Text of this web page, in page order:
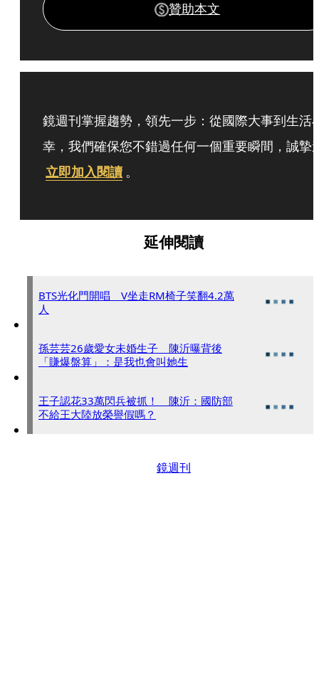
贊助本文
鏡週刊掌握趨勢，領先一步：從國際大事到生活
幸，我們確保您不錯過任何一個重要瞬間，誠摯
立即加入閱讀 。
延伸閱讀
BTS光化門開唱 V坐走RM椅子笑翻4.2萬
人
孫芸芸26歲愛女未婚生子 陳沂曝背後
「賺爆盤算」：是我也會叫她生
王子認花33萬閃兵被抓！ 陳沂：國防部
不給王大陸放榮譽假嗎？
鏡週刊